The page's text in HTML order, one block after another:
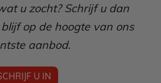
u zocht? Schrijf u dan
op de hoogte van ons
aanbod.
U IN